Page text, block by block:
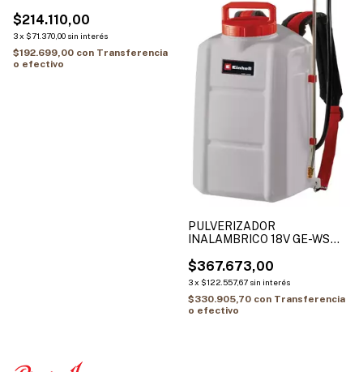
$214.110,00
3x $71.370,00 sin interés
$192.699,00 con Transferencia
o efectivo
PULVERIZADOR
INALAMBRICO 18V GE-WS
$367.673,00
3x $122.557,67 sin interés
$330.905,70 con Transferencia
o efectivo